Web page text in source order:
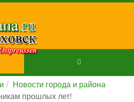
Новости города и района
прошлых лет!